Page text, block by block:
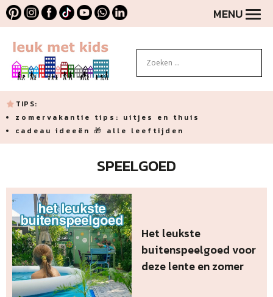
MENU
TIPS:
zomervakantie tips: uitjes en thuis
cadeau ideeën 🎁 alle leeftijden
SPEELGOED
Het leukste
buitenspeelgoed voor
deze lente en zomer